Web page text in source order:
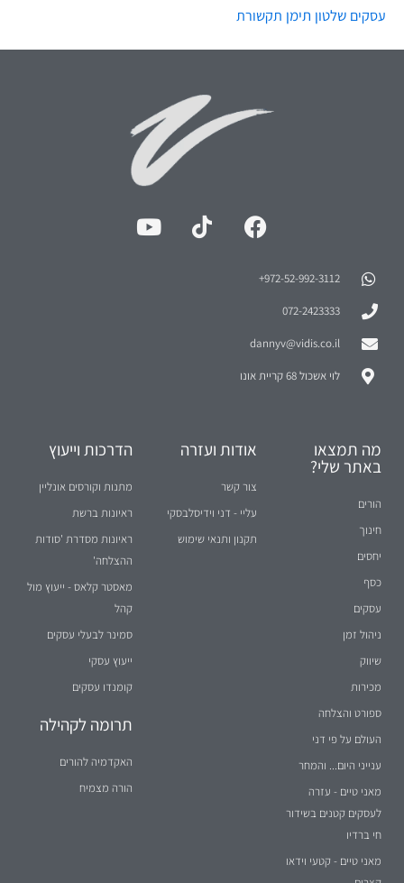
עסקים שלטון תימן תקשורת
972-52-992-3112⁩+
072-2423333
dannyv@vidis.co.il
לוי אשכול 68 קריית אונו
מה תמצאו
באתר שלי?
הורים
חינוך
יחסים
כסף
עסקים
ניהול זמן
שיווק
מכירות
ספורט והצלחה
העולם על פי דני
ענייני היום... והמחר
מאני טיים - עזרה
לעסקים קטנים בשידור
חי ברדיו
מאני טיים - קטעי וידאו
אודות ועזרה
צור קשר
עליי - דני וידיסלבסקי
תקנון ותנאי שימוש
הדרכות וייעוץ
מתנות וקורסים אונליין
ראיונות ברשת
ראיונות מסדרת 'סודות
ההצלחה'
מאסטר קלאס - ייעוץ מול
קהל
סמינר לבעלי עסקים
ייעוץ עסקי
קומנדו עסקים
תרומה לקהילה
האקדמיה להורים
הורה מצמיח